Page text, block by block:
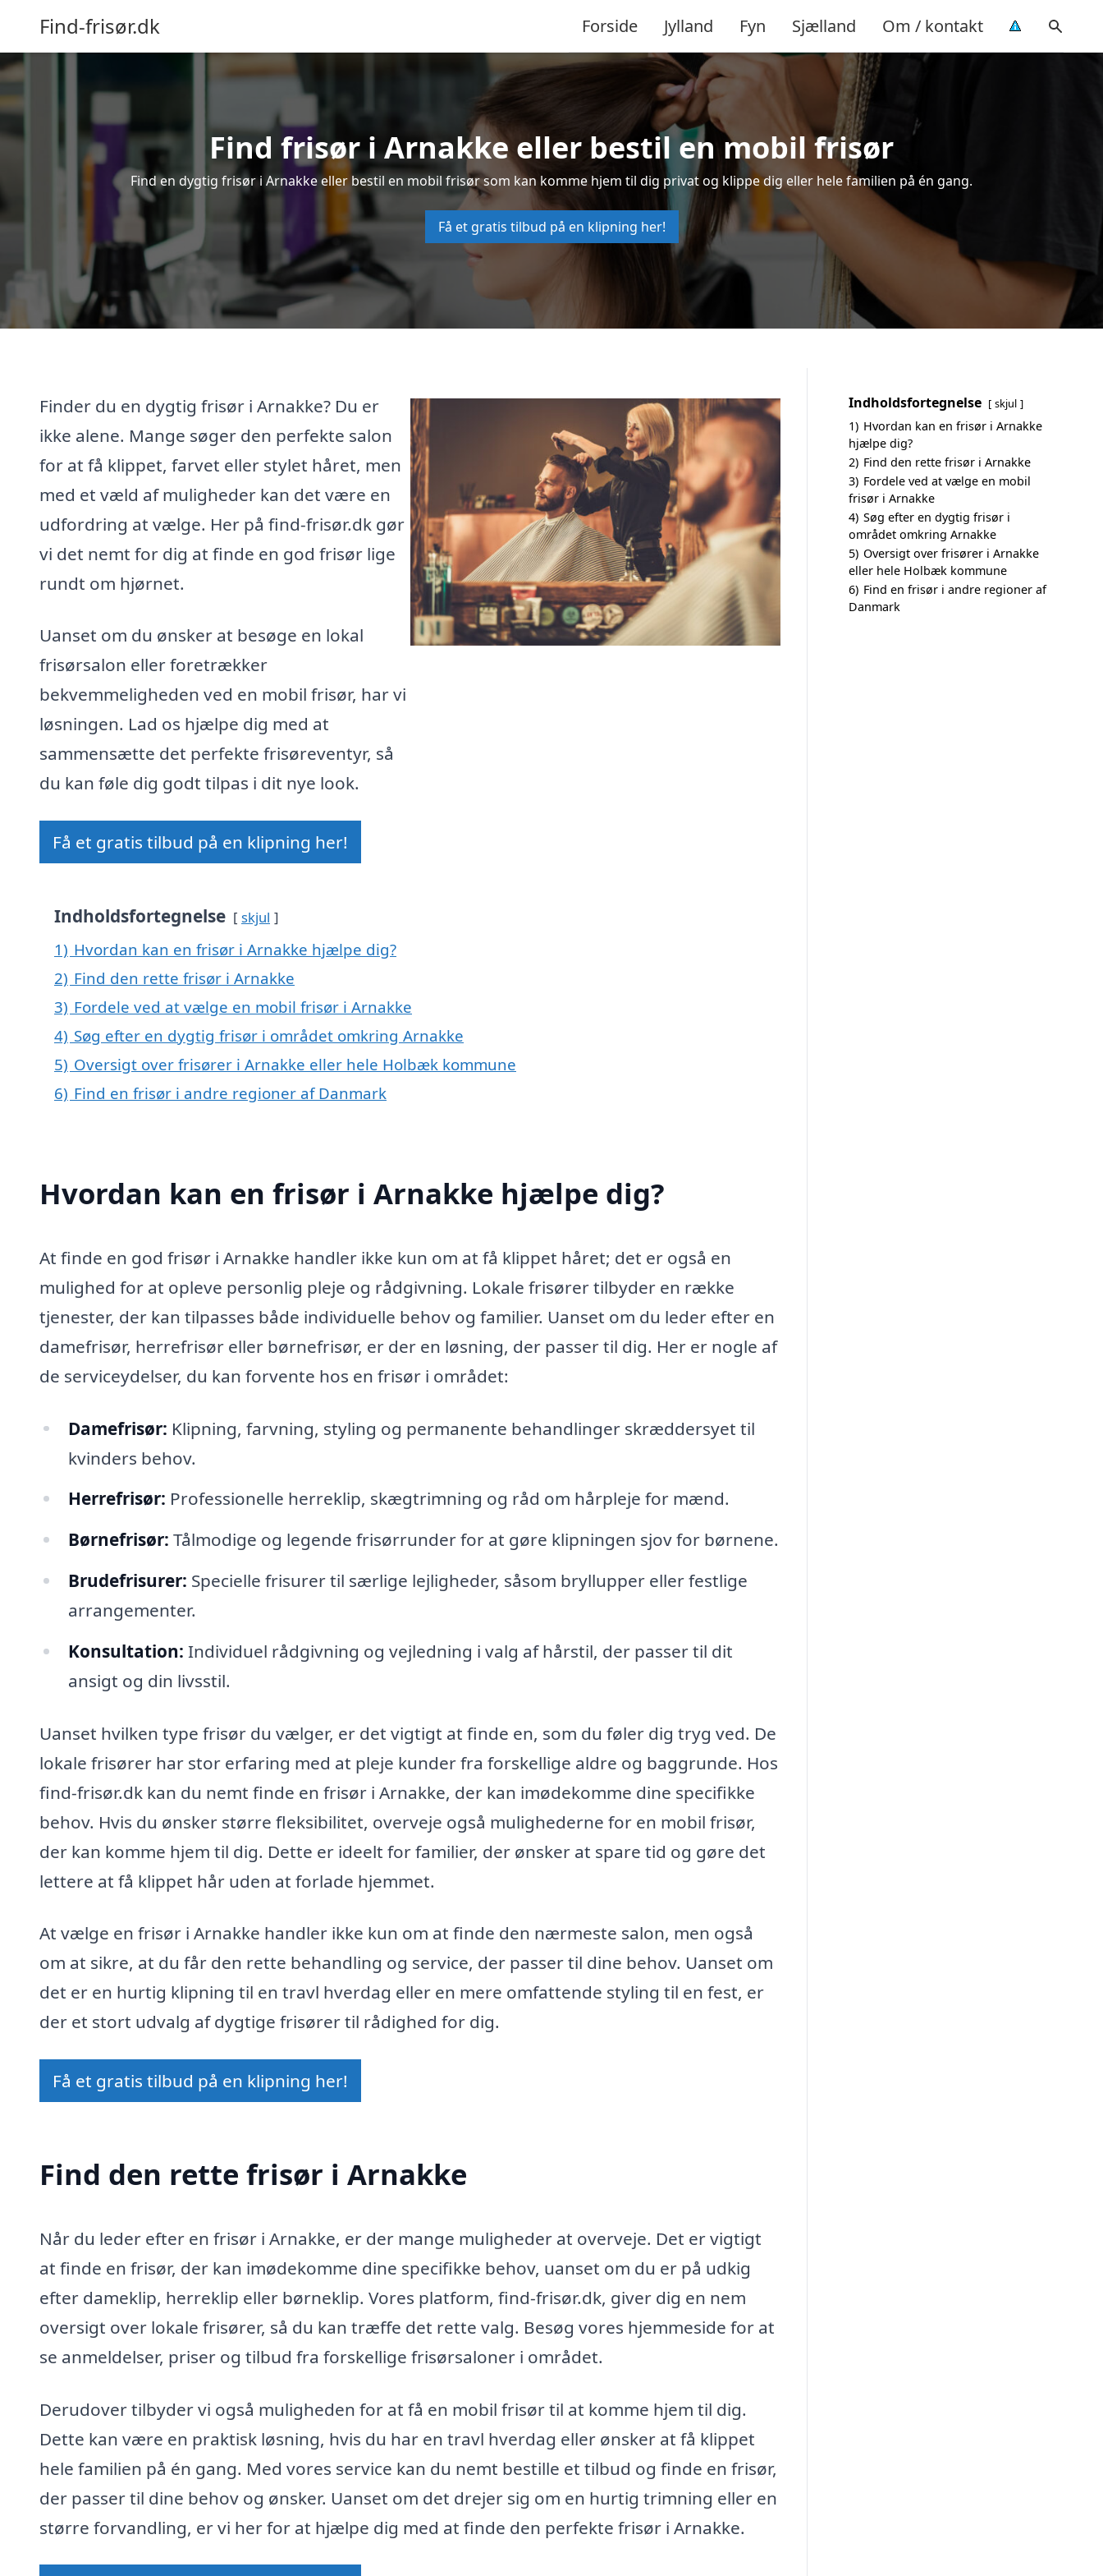
Find-frisør.dk Forside Jylland Fyn Sjælland Om / kontakt
Find frisør i Arnakke eller bestil en mobil frisør
Find en dygtig frisør i Arnakke eller bestil en mobil frisør som kan komme hjem til dig privat og klippe dig eller hele familien på én gang.
Få et gratis tilbud på en klipning her!
Finder du en dygtig frisør i Arnakke? Du er
ikke alene. Mange søger den perfekte salon
for at få klippet, farvet eller stylet håret, men
med et væld af muligheder kan det være en
udfordring at vælge. Her på find-frisør.dk gør
vi det nemt for dig at finde en god frisør lige
rundt om hjørnet.
Uanset om du ønsker at besøge en lokal
frisørsalon eller foretrækker
bekvemmeligheden ved en mobil frisør, har vi
løsningen. Lad os hjælpe dig med at
sammensætte det perfekte frisøreventyr, så
du kan føle dig godt tilpas i dit nye look.
Få et gratis tilbud på en klipning her!
Indholdsfortegnelse skjul
1) Hvordan kan en frisør i Arnakke hjælpe dig?
2) Find den rette frisør i Arnakke
3) Fordele ved at vælge en mobil frisør i Arnakke
4) Søg efter en dygtig frisør i området omkring Arnakke
5) Oversigt over frisører i Arnakke eller hele Holbæk kommune
6) Find en frisør i andre regioner af Danmark
Hvordan kan en frisør i Arnakke hjælpe dig?
At finde en god frisør i Arnakke handler ikke kun om at få klippet håret; det er også en
mulighed for at opleve personlig pleje og rådgivning. Lokale frisører tilbyder en række
tjenester, der kan tilpasses både individuelle behov og familier. Uanset om du leder efter en
damefrisør, herrefrisør eller børnefrisør, er der en løsning, der passer til dig. Her er nogle af
de serviceydelser, du kan forvente hos en frisør i området:
Damefrisør: Klipning, farvning, styling og permanente behandlinger skræddersyet til
kvinders behov.
Herrefrisør: Professionelle herreklip, skægtrimning og råd om hårpleje for mænd.
Børnefrisør: Tålmodige og legende frisørrunder for at gøre klipningen sjov for børnene.
Brudefrisurer: Specielle frisurer til særlige lejligheder, såsom bryllupper eller festlige
arrangementer.
Konsultation: Individuel rådgivning og vejledning i valg af hårstil, der passer til dit
ansigt og din livsstil.
Uanset hvilken type frisør du vælger, er det vigtigt at finde en, som du føler dig tryg ved. De
lokale frisører har stor erfaring med at pleje kunder fra forskellige aldre og baggrunde. Hos
find-frisør.dk kan du nemt finde en frisør i Arnakke, der kan imødekomme dine specifikke
behov. Hvis du ønsker større fleksibilitet, overveje også mulighederne for en mobil frisør,
der kan komme hjem til dig. Dette er ideelt for familier, der ønsker at spare tid og gøre det
lettere at få klippet hår uden at forlade hjemmet.
At vælge en frisør i Arnakke handler ikke kun om at finde den nærmeste salon, men også
om at sikre, at du får den rette behandling og service, der passer til dine behov. Uanset om
det er en hurtig klipning til en travl hverdag eller en mere omfattende styling til en fest, er
der et stort udvalg af dygtige frisører til rådighed for dig.
Få et gratis tilbud på en klipning her!
Find den rette frisør i Arnakke
Når du leder efter en frisør i Arnakke, er der mange muligheder at overveje. Det er vigtigt
at finde en frisør, der kan imødekomme dine specifikke behov, uanset om du er på udkig
efter dameklip, herreklip eller børneklip. Vores platform, find-frisør.dk, giver dig en nem
oversigt over lokale frisører, så du kan træffe det rette valg. Besøg vores hjemmeside for at
se anmeldelser, priser og tilbud fra forskellige frisørsaloner i området.
Derudover tilbyder vi også muligheden for at få en mobil frisør til at komme hjem til dig.
Dette kan være en praktisk løsning, hvis du har en travl hverdag eller ønsker at få klippet
hele familien på én gang. Med vores service kan du nemt bestille et tilbud og finde en frisør,
der passer til dine behov og ønsker. Uanset om det drejer sig om en hurtig trimning eller en
større forvandling, er vi her for at hjælpe dig med at finde den perfekte frisør i Arnakke.
Indholdsfortegnelse skjul
1) Hvordan kan en frisør i Arnakke
hjælpe dig?
2) Find den rette frisør i Arnakke
3) Fordele ved at vælge en mobil
frisør i Arnakke
4) Søg efter en dygtig frisør i
området omkring Arnakke
5) Oversigt over frisører i Arnakke
eller hele Holbæk kommune
6) Find en frisør i andre regioner af
Danmark